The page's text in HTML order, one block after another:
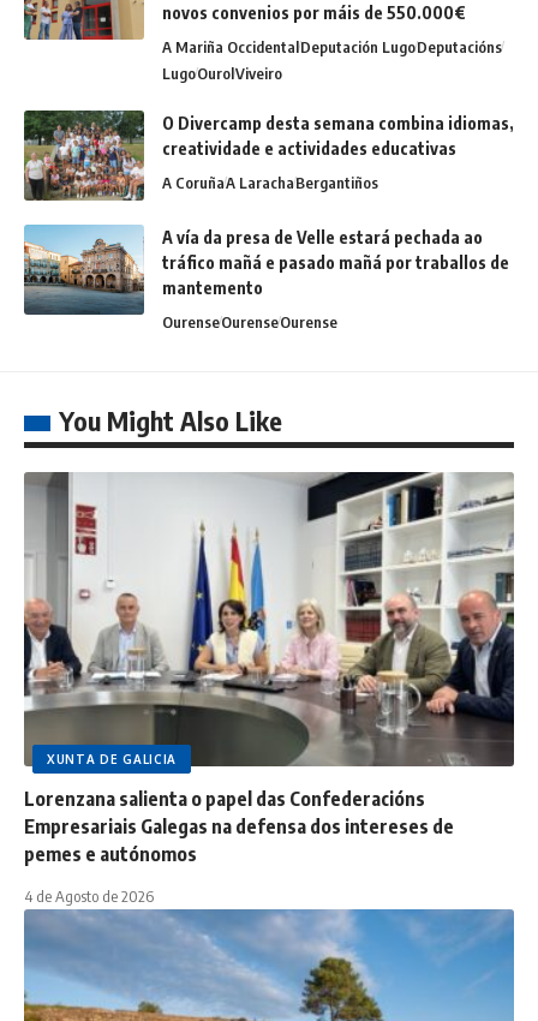
novos convenios por máis de 550.000€
A Mariña OccidentalDeputación LugoDeputacións
LugoOurolViveiro
O Divercamp desta semana combina idiomas,
creatividade e actividades educativas
A CoruñaA LarachaBergantiños
A vía da presa de Velle estará pechada ao
tráfico mañá e pasado mañá por traballos de
mantemento
OurenseOurenseOurense
You Might Also Like
XUNTA DE GALICIA
Lorenzana salienta o papel das Confederacións
Empresariais Galegas na defensa dos intereses de
pemes e autónomos
4 de Agosto de 2026